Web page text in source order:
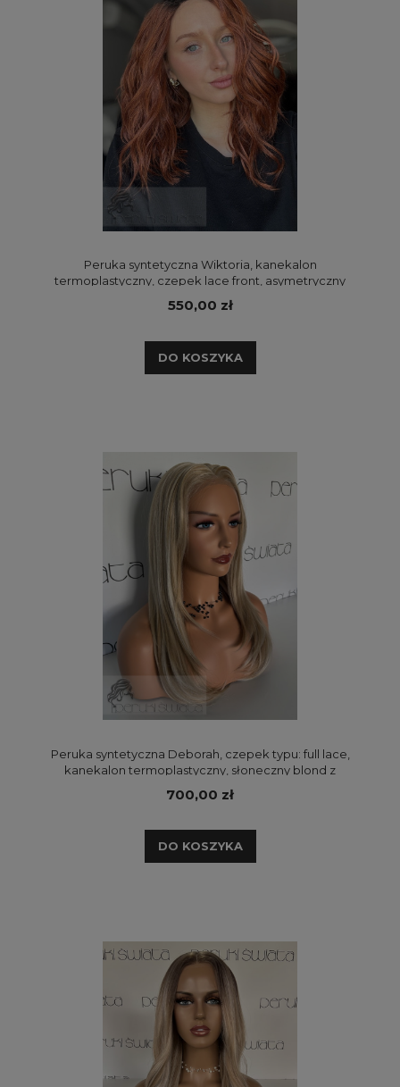
Peruka syntetyczna Wiktoria, kanekalon
termoplastyczny, czepek lace front, asymetryczny
550,00 zł
DO KOSZYKA
Peruka syntetyczna Deborah, czepek typu: full lace,
kanekalon termoplastyczny, słoneczny blond z
700,00 zł
DO KOSZYKA